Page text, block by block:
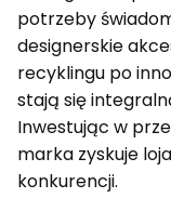
potrzeby
designerskie
recyklingu po
stają się
Inwestując w
marka zyskuje
konkurencji.